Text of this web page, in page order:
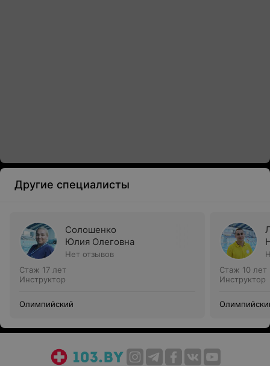
Другие специалисты
Солошенко
Юлия Олеговна
Нет отзывов
Стаж 17 лет
Инструктор
Олимпийский
Стаж 10 лет
Инструктор